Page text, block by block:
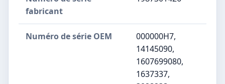
fabricant
Numéro de série OEM
‎000000H7,
14145090,
1607699080,
1637337,